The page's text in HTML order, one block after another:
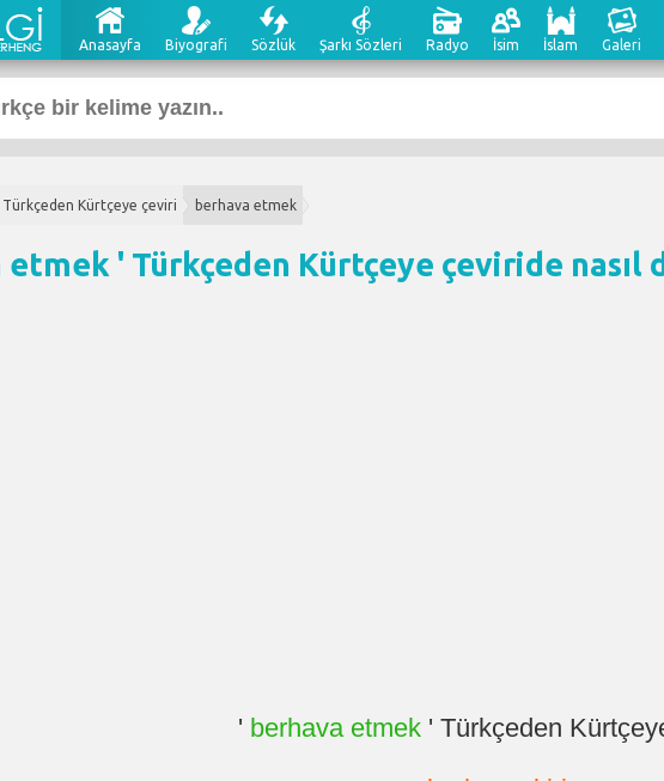
Anasayfa Biyografi Sözlük Şarkı Sözleri Radyo İsim İslam Galeri
Türkçeden Kürtçeye çeviri berhava etmek
etmek ' Türkçeden Kürtçeye çeviride nasıl
' berhava etmek ' Türkçeden